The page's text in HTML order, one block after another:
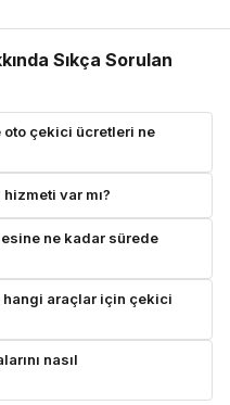
Sıkça Sorulan
oto çekici ücretleri ne
var mı?
ne kadar sürede
hangi araçlar için çekici
nasıl